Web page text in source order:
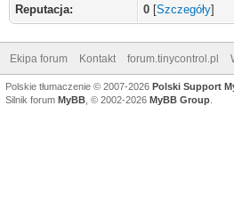
Reputacja: 0 [Szczegóły]
Ekipa forum Kontakt forum.tinycontrol.pl
Polskie tłumaczenie © 2007-2026 Polski Support
Silnik forum MyBB , © 2002-2026 MyBB Group